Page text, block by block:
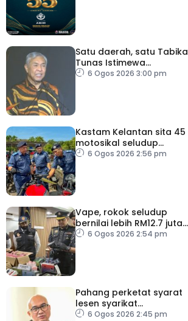
Satu daerah, satu Tabika
Tunas Istimewa
menjelang 2027 – TPM
6 Ogos 2026 3:00 pm
Kastam Kelantan sita 45
motosikal seludup
bernilai RM3.6 juta
6 Ogos 2026 2:56 pm
Vape, rokok seludup
bernilai lebih RM12.7 juta
dirampas di Selangor
6 Ogos 2026 2:54 pm
Pahang perketat syarat
lesen syarikat
telekomunikasi, bendung
6 Ogos 2026 2:45 pm